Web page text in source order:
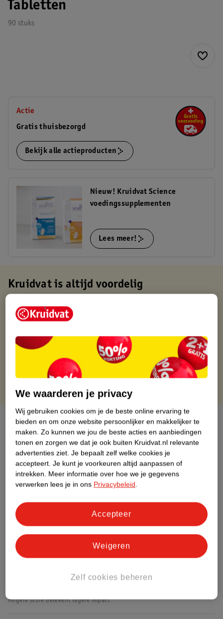
Tabletten
90 stuks
Actie
Gratis thuisbezorgd
Bekijk alle actieproducten
Nieuw! Kruidvat Science
voedingssupplementen
Lees meer!
Kruidvat is altijd voordelig
Gratis ophalen in de winkel
Op werkdagen voor 22:00 uur besteld, volgende dag in huis
Gratis retourneren binnen 30 dagen
Gratis punten met je Kruidvat kaart
Over dit product
Productinformatie
Etiketinformatie
Nature Impact Score
Rood (-) = hoge impact op het milieu.
Gebaseerd op wereldwijde
Nature Impact Score: 19%
Hogere score betekent lagere impact
We waarderen je privacy
Wij gebruiken cookies om je de beste online ervaring te
bieden en om onze website persoonlijker en makkelijker te
maken. Zo kunnen we jou de beste acties en aanbiedingen
tonen en zorgen we dat je ook buiten Kruidvat.nl relevante
advertenties ziet. Je bepaalt zelf welke cookies je
accepteert. Je kunt je voorkeuren altijd aanpassen of
intrekken. Meer informatie over hoe we je gegevens
verwerken lees je in ons Privacybeleid.
Zelf cookies beheren
Weigeren
Accepteer